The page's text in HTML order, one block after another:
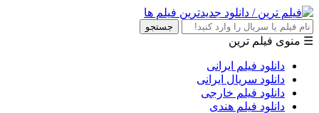
جستجو
☰ منوی فیلم ترین
دانلود فیلم ایرانی
دانلود سریال ایرانی
دانلود فیلم خارجی
دانلود فیلم هندی